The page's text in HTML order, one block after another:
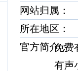
网站归属：
所在地区
官方简介
免费
有声